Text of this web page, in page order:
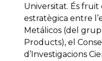
Universitat. És fruit
estratègica entre
Metálicos (del
Products), el
d’Investigacions